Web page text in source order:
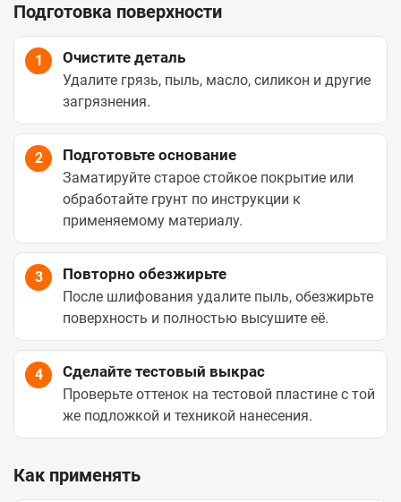
Подготовка поверхности
1 Очистите деталь
Удалите грязь, пыль, масло, силикон и другие
загрязнения.
2 Подготовьте основание
Заматируйте старое стойкое покрытие или
обработайте грунт по инструкции к
применяемому материалу.
3 Повторно обезжирьте
После шлифования удалите пыль, обезжирьте
поверхность и полностью высушите её.
4 Сделайте тестовый выкрас
Проверьте оттенок на тестовой пластине с той
же подложкой и техникой нанесения.
Как применять